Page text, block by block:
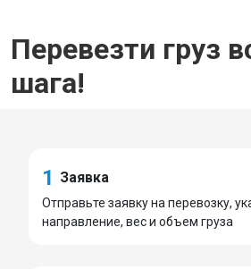
Перевезти груз
шага!
1 Заявка
Отправьте заявку на перевозку,
направление, вес и объем груза